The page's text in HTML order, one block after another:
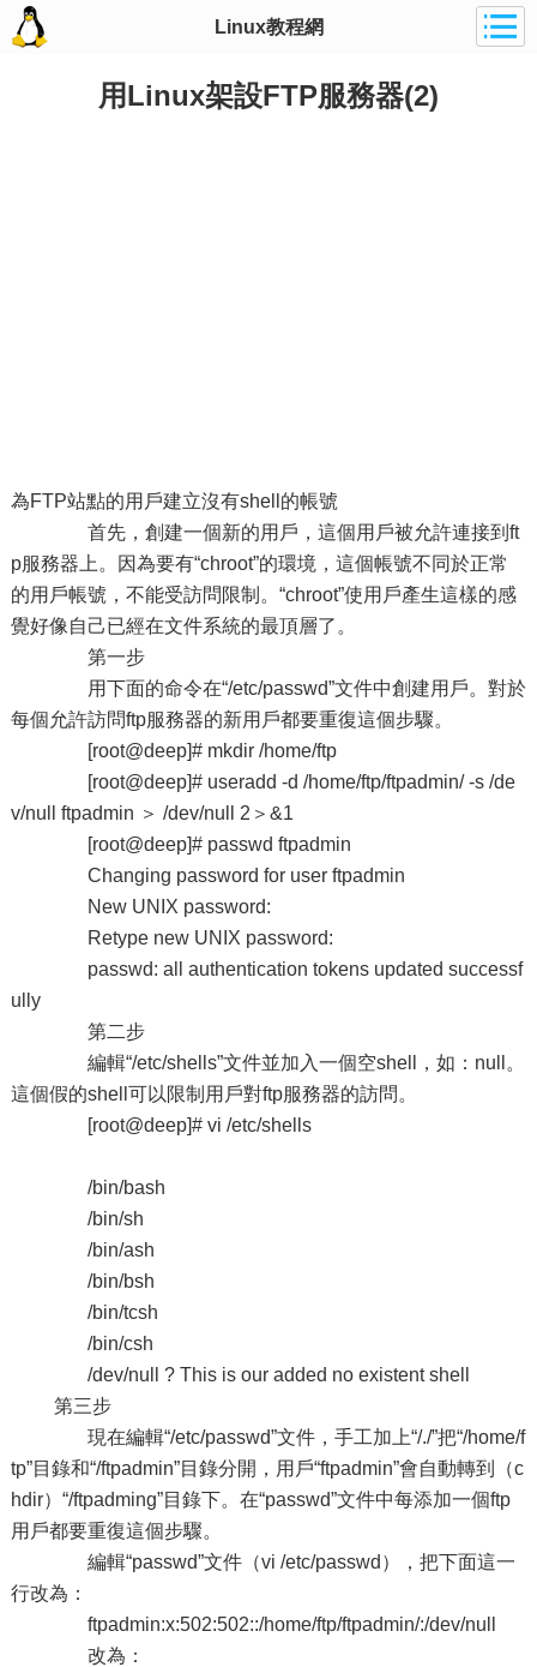
Linux教程網
用Linux架設FTP服務器(2)
為FTP站點的用戶建立沒有shell的帳號
首先，創建一個新的用戶，這個用戶被允許連接到ft
p服務器上。因為要有“chroot”的環境，這個帳號不同於正常
的用戶帳號，不能受訪問限制。“chroot”使用戶產生這樣的感
覺好像自己已經在文件系統的最頂層了。
第一步
用下面的命令在“/etc/passwd”文件中創建用戶。對於
每個允許訪問ftp服務器的新用戶都要重復這個步驟。
[root@deep]# mkdir /home/ftp
[root@deep]# useradd -d /home/ftp/ftpadmin/ -s /de
v/null ftpadmin ＞ /dev/null 2＞&1
[root@deep]# passwd ftpadmin
Changing password for user ftpadmin
New UNIX password:
Retype new UNIX password:
passwd: all authentication tokens updated successf
ully
第二步
編輯“/etc/shells”文件並加入一個空shell，如：null。
這個假的shell可以限制用戶對ftp服務器的訪問。
[root@deep]# vi /etc/shells
/bin/bash
/bin/sh
/bin/ash
/bin/bsh
/bin/tcsh
/bin/csh
/dev/null ? This is our added no existent shell
第三步
現在編輯“/etc/passwd”文件，手工加上“/./”把“/home/f
tp”目錄和“/ftpadmin”目錄分開，用戶“ftpadmin”會自動轉到（c
hdir）“/ftpadming”目錄下。在“passwd”文件中每添加一個ftp
用戶都要重復這個步驟。
編輯“passwd”文件（vi /etc/passwd），把下面這一
行改為：
ftpadmin:x:502:502::/home/ftp/ftpadmin/:/dev/null
改為：